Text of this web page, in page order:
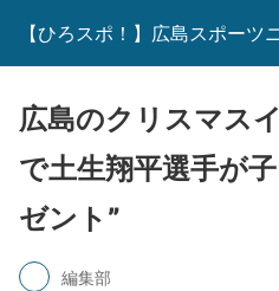
【ひろスポ！】広島スポーツ
広島のクリスマス
で土生翔平選手が
ゼント”
編集部